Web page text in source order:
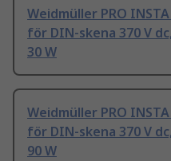
Weidmüller PRO
för DIN-skena 370 V
30 W
Weidmüller PRO
för DIN-skena 370 V
90 W